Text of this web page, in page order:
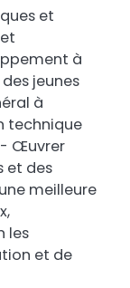
et
à
jeunes
à
technique
- Œuvrer
et des
meilleure
les
et de